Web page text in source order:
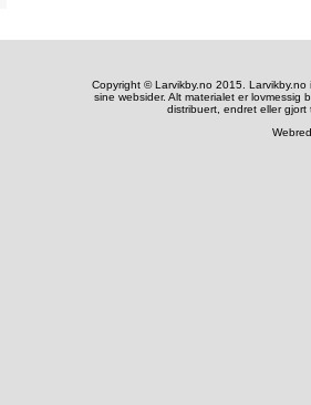
Copyright © Larvikby.no 2015.
sine websider. Alt materialet er
distribuert, endret eller